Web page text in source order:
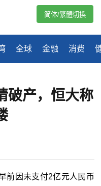
全球 金融 消费
简体/繁體切換
破产，恒大称
前因未支付2亿元人民币